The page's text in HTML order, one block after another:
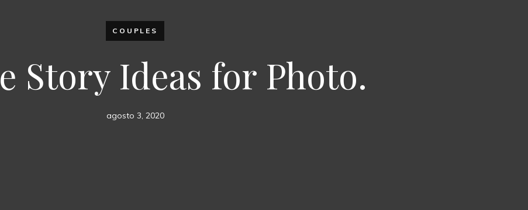
COUPLES
Story Ideas for Photo.
agosto 3, 2020